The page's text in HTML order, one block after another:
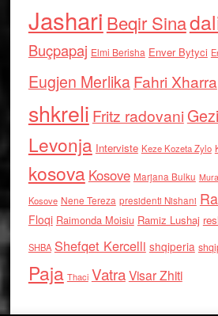
Jashari Beqir Sina
Buçpapaj Elmi Berisha Enver Bytyci
Eugjen MerlikaFahri Xharra
shkreli Fritz radovani
Levonja Interviste Keze Kozeta Zylo
kosova Kosove Marjana Bulku
Kosove Nene Tereza presidenti Nishani
Floqi Raimonda Moisiu Ramiz Lushaj
SHBA Shefqet Kercelli shqiperia
Paja Thaci VatraVisar Zhiti